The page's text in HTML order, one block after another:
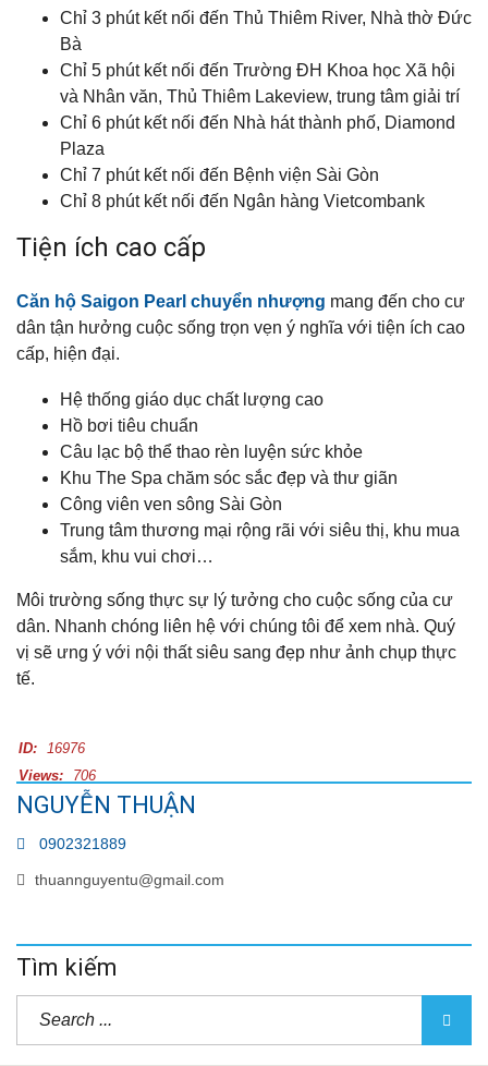
Chỉ 3 phút kết nối đến Thủ Thiêm River, Nhà thờ Đức
Bà
Chỉ 5 phút kết nối đến Trường ĐH Khoa học Xã hội
và Nhân văn, Thủ Thiêm Lakeview, trung tâm giải trí
Chỉ 6 phút kết nối đến Nhà hát thành phố, Diamond
Plaza
Chỉ 7 phút kết nối đến Bệnh viện Sài Gòn
Chỉ 8 phút kết nối đến Ngân hàng Vietcombank
Tiện ích cao cấp
Căn hộ Saigon Pearl chuyển nhượng mang đến cho cư
dân tận hưởng cuộc sống trọn vẹn ý nghĩa với tiện ích cao
cấp, hiện đại.
Hệ thống giáo dục chất lượng cao
Hồ bơi tiêu chuẩn
Câu lạc bộ thể thao rèn luyện sức khỏe
Khu The Spa chăm sóc sắc đẹp và thư giãn
Công viên ven sông Sài Gòn
Trung tâm thương mại rộng rãi với siêu thị, khu mua
sắm, khu vui chơi…
Môi trường sống thực sự lý tưởng cho cuộc sống của cư
dân. Nhanh chóng liên hệ với chúng tôi để xem nhà. Quý
vị sẽ ưng ý với nội thất siêu sang đẹp như ảnh chụp thực
tế.
ID:
16976
Views:
706
NGUYỄN THUẬN
0902321889
thuannguyentu@gmail.com
Tìm kiếm